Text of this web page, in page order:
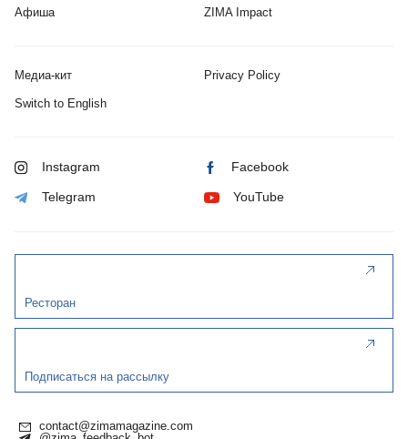
Афиша ZIMA Impact
Медиа-кит Privacy Policy
Switch to English
Instagram Facebook
Telegram YouTube
Ресторан
Подписаться на рассылку
contact@zimamagazine.com